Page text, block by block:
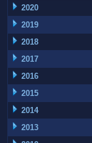
2020
2019
2018
2017
2016
2015
2014
2013